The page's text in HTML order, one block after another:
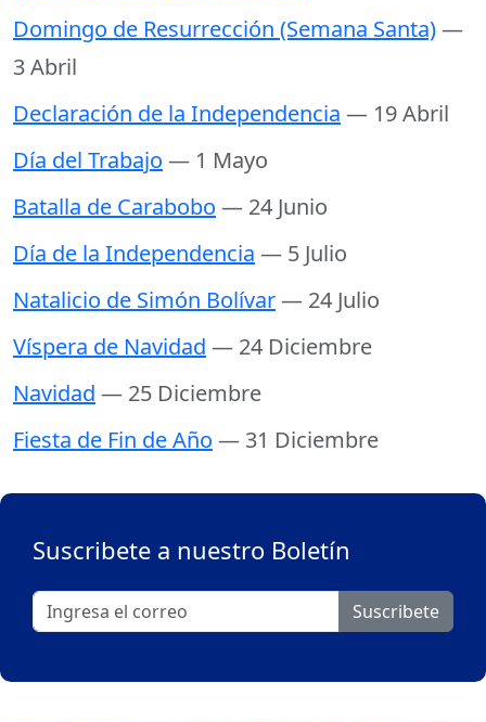
Domingo de Resurrección (Semana Santa)—
3 Abril
Declaración de la Independencia — 19 Abril
Día del Trabajo — 1 Mayo
Batalla de Carabobo — 24 Junio
Día de la Independencia — 5 Julio
Natalicio de Simón Bolívar— 24 Julio
Víspera de Navidad — 24 Diciembre
Navidad — 25 Diciembre
Fiesta de Fin de Año — 31 Diciembre
Suscribete a nuestro Boletín
Suscribete